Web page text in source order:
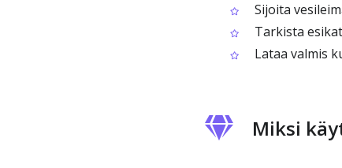
Sijoita
Tarkista
Lataa valmis
Miksi